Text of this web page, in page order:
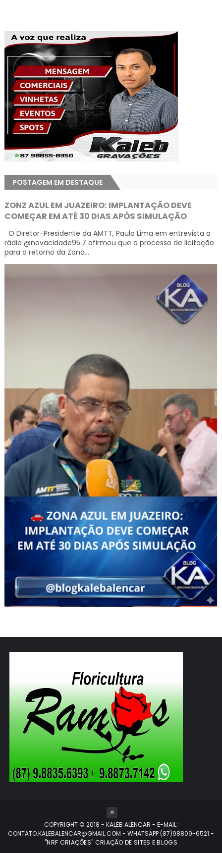
POSTAGEM EM DESTAQUE
ZONZ AZUL EM JUAZEIRO: IMPLANTAÇÃO DEVE
COMEÇAR EM ATÉ 30 DIAS APÓS SIMULAÇÃO
O Diretor-Presidente da AMTT, Paulo Lima em entrevista a
rádio @novacidade95.7 afirmou que o processo de licitação
para o retorno da Zona...
COPYRIGHT © 2018 - KALEB ALENCAR - E-MAIL:
CONTATO.KALEBALENCAR@GMAIL.COM - WHATSAPP (87)98809-6521 -
"NRF CRIAÇÕES" CRIAÇÃO DE SITES E BLOGS